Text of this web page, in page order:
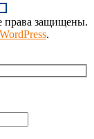
права защищены.
WordPress.